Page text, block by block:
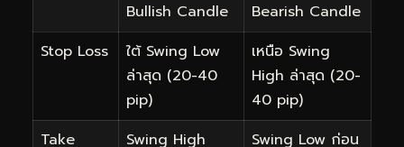
Bullish Candle
Bearish Candle
Stop Loss
ใต้ Swing Low
ล่าสุด (20-40
pip)
เหนือ Swing
High ล่าสุด (20-
40 pip)
Take
Swing High
Swing Low ก่อน